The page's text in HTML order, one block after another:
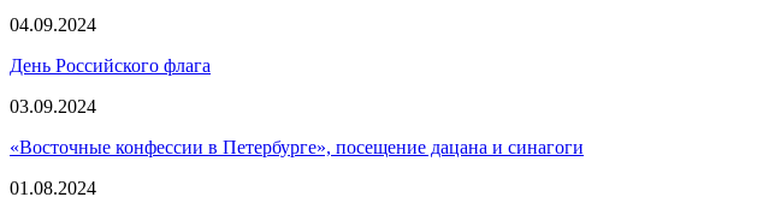
04.09.2024
День Российского флага
03.09.2024
«Восточные конфессии в Петербурге», посещение дацана и синагоги
01.08.2024